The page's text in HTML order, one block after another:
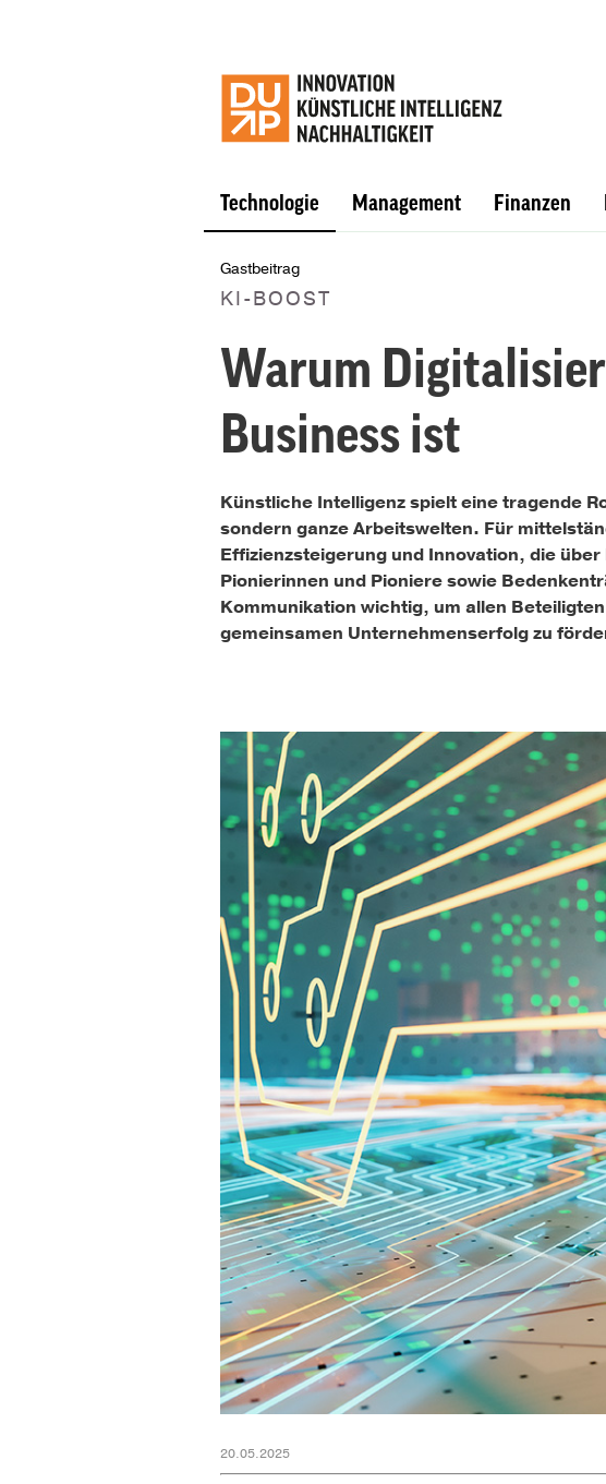
Technologie Management Finanzen
Gastbeitrag
KI-BOOST
Warum
Business ist
Künstliche Intelligenz spielt eine tragende
sondern ganze Arbeitswelten. Für
Effizienzsteigerung und Innovation, die
Pionierinnen und Pioniere sowie
Kommunikation wichtig, um allen
gemeinsamen Unternehmenserfolg zu
20.05.2025